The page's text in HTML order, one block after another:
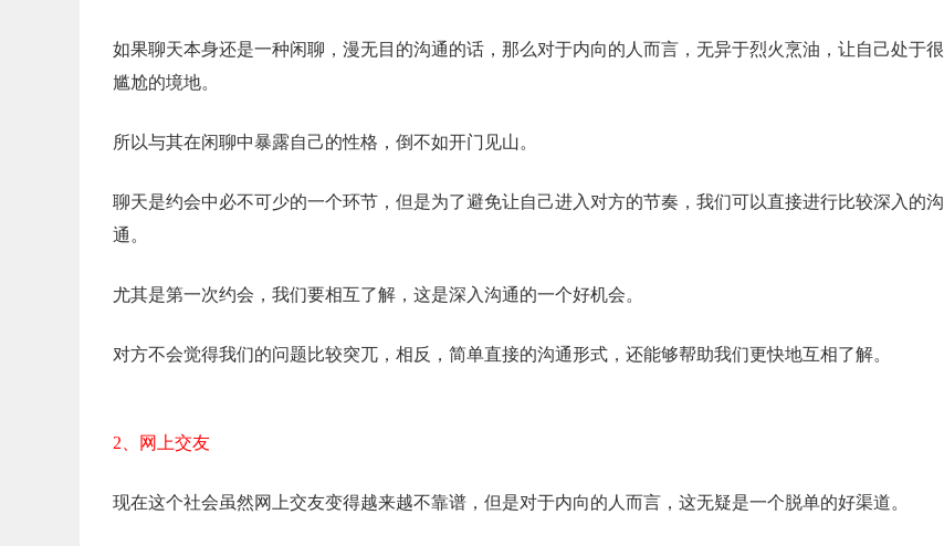
如果聊天本身还是一种闲聊，漫无目的沟通的话，那么对于内向的人而言，无异于烈火烹油，让自己处于很
尴尬的境地。
所以与其在闲聊中暴露自己的性格，倒不如开门见山。
聊天是约会中必不可少的一个环节，但是为了避免让自己进入对方的节奏，我们可以直接进行比较深入的沟
通。
尤其是第一次约会，我们要相互了解，这是深入沟通的一个好机会。
对方不会觉得我们的问题比较突兀，相反，简单直接的沟通形式，还能够帮助我们更快地互相了解。
2、网上交友
现在这个社会虽然网上交友变得越来越不靠谱，但是对于内向的人而言，这无疑是一个脱单的好渠道。